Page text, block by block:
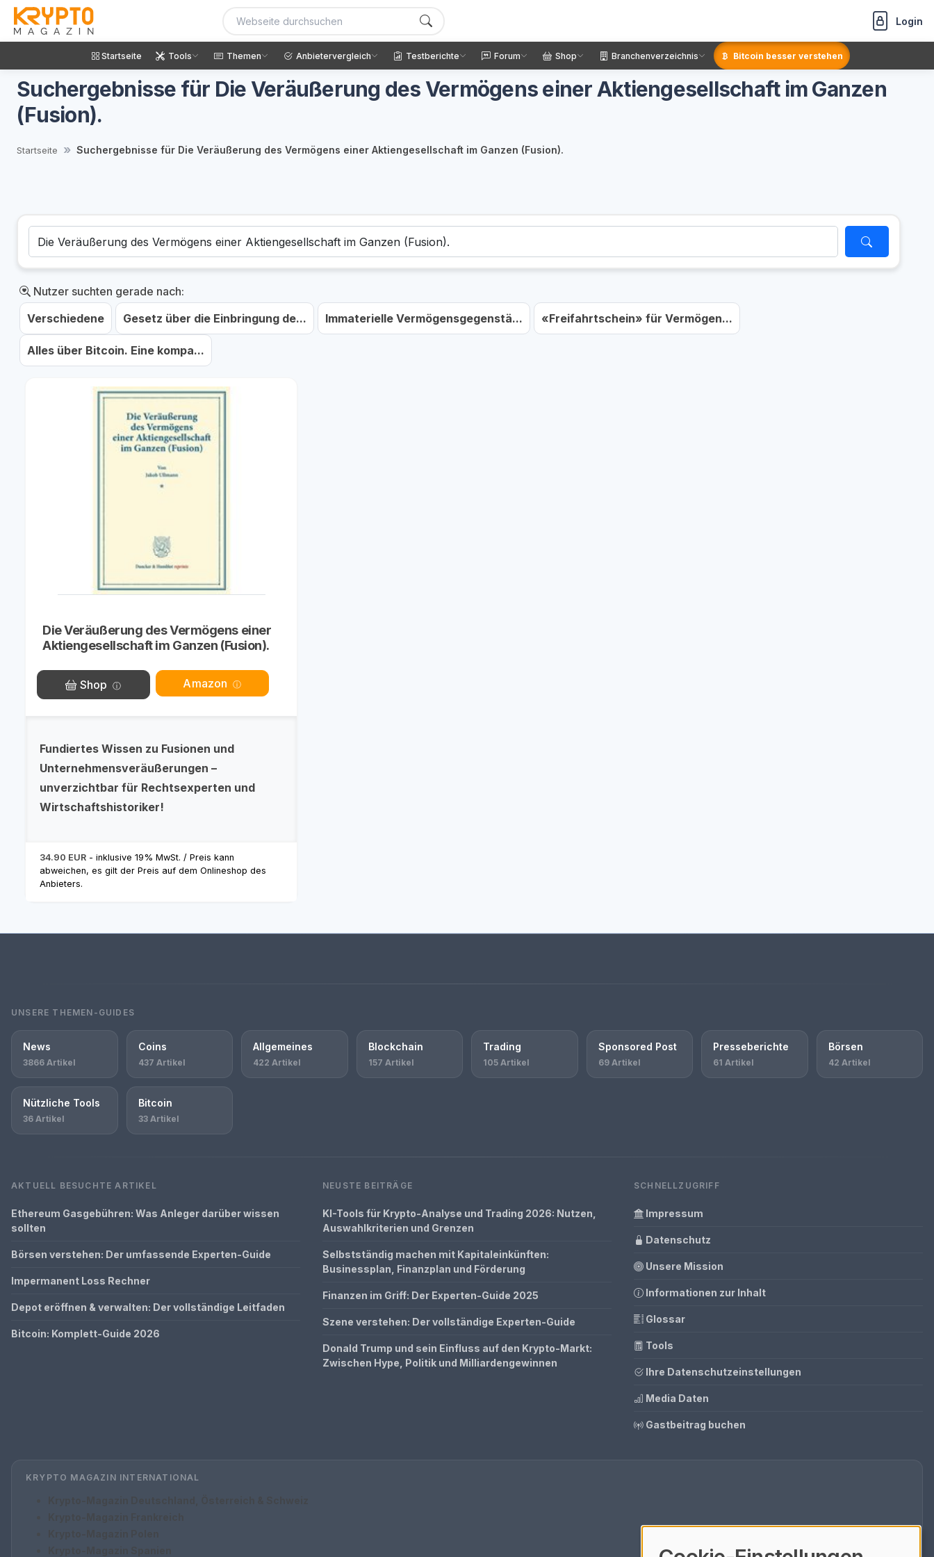
Login
Startseite Tools Themen Anbietervergleich Testberichte Forum Shop Branchenverzeichnis Bitcoin besser verstehen
Suchergebnisse für Die Veräußerung des Vermögens einer Aktiengesellschaft im Ganzen
(Fusion).
Startseite Suchergebnisse für Die Veräußerung des Vermögens einer Aktiengesellschaft im Ganzen (Fusion).
Nutzer suchten gerade nach:
Verschiedene
Gesetz über die Einbringung de... Immaterielle Vermögensgegenstä... «Freifahrtschein» für Vermögen...
Alles über Bitcoin. Eine kompa...
Die Veräußerung des Vermögens einer
Aktiengesellschaft im Ganzen (Fusion).
Shop Amazon
Fundiertes Wissen zu Fusionen und
Unternehmensveräußerungen –
unverzichtbar für Rechtsexperten und
Wirtschaftshistoriker!
34.90 EUR - inklusive 19% MwSt. / Preis kann
abweichen, es gilt der Preis auf dem Onlineshop des
Anbieters.
UNSERE THEMEN-GUIDES
News
3866 Artikel
Coins
437 Artikel
Allgemeines
422 Artikel
Blockchain
157 Artikel
Trading
105 Artikel
Sponsored Post
69 Artikel
Presseberichte
61 Artikel
Börsen
42 Artikel
Nützliche Tools
36 Artikel
Bitcoin
33 Artikel
AKTUELL BESUCHTE ARTIKEL
Ethereum Gasgebühren: Was Anleger darüber wissen
sollten
Börsen verstehen: Der umfassende Experten-Guide
Impermanent Loss Rechner
Depot eröffnen & verwalten: Der vollständige Leitfaden
Bitcoin: Komplett-Guide 2026
NEUSTE BEITRÄGE
KI-Tools für Krypto-Analyse und Trading 2026: Nutzen,
Auswahlkriterien und Grenzen
Selbstständig machen mit Kapitaleinkünften:
Businessplan, Finanzplan und Förderung
Finanzen im Griff: Der Experten-Guide 2025
Szene verstehen: Der vollständige Experten-Guide
Donald Trump und sein Einfluss auf den Krypto-Markt:
Zwischen Hype, Politik und Milliardengewinnen
SCHNELLZUGRIFF
Impressum
Datenschutz
Unsere Mission
Informationen zur Inhalt
Glossar
Tools
Ihre Datenschutzeinstellungen
Media Daten
Gastbeitrag buchen
KRYPTO MAGAZIN INTERNATIONAL